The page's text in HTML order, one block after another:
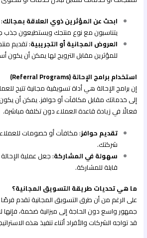
ابحث عن المؤثرين ذوي العلاقة بمجالك
يتناسبون مع نوع منتجك ويستطيعون
العروض المجانية أو التجريبية: تقديم
للمؤثرين مقابل الترويج لها يمكن أن يكون
استخدام برامج الإحالة (Referral Programs)
إن برامج الإحالة هي أداة تسويقية مجانية تتيح
إلى خدماتك مقابل مكافآت أو حوافز. يمكن أن
فعالًا في زيادة قاعدة العملاء دون تكلفة مباشرة.
تقديم حوافز: مكافآت أو خصومات للعملاء
شركتك.
سهولة في المشاركة: جعل عملية
قابلة للمشاركة.
ما هي تحديات طريقة التسويق المجانية؟
على الرغم من أن طرق التسويق المجانية تقدم
جمهور واسع دون الحاجة إلى ميزانية ضخمة، فإنها
قد تواجه الشركات والأفراد أثناء تنفيذ هذه